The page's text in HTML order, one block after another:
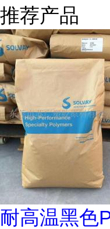
推荐产品
耐高温黑色